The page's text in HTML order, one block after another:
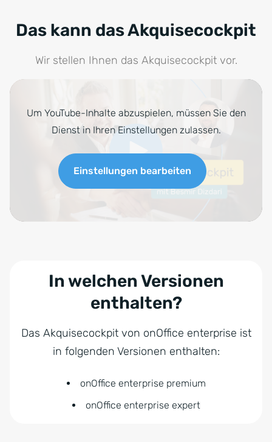
Das kann das Akquisecockpit
Wir stellen Ihnen das Akquisecockpit vor.
Um YouTube-Inhalte abzuspielen, müssen Sie den
Dienst in Ihren Einstellungen zulassen.
Einstellungen bearbeiten
In welchen Versionen
enthalten?
Das Akquisecockpit von onOffice enterprise ist
in folgenden Versionen enthalten:
onOffice enterprise premium
onOffice enterprise expert